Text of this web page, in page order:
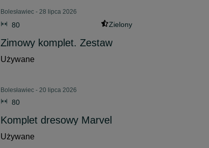
Bolesławiec - 28 lipca 2026
80 Zielony
Zimowy komplet. Zestaw
Używane
Bolesławiec - 20 lipca 2026
80
Komplet dresowy Marvel
Używane